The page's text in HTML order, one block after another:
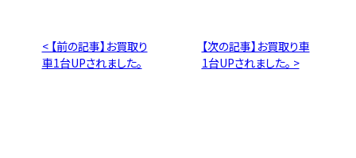
< 【前の記事】お買取り
車1台UPされました。
【次の記事】お買取り車
1台UPされました。 >